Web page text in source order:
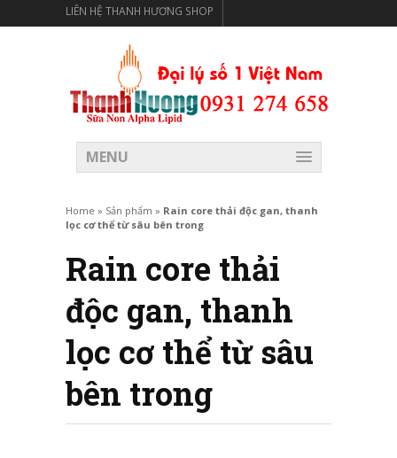
LIÊN HỆ THANH HƯƠNG SHOP
CHO SỨC KHỎE
MENU
Home » Sản phẩm » Rain core thải độc gan, thanh
lọc cơ thể từ sâu bên trong
Rain core thải
độc gan, thanh
lọc cơ thể từ sâu
bên trong